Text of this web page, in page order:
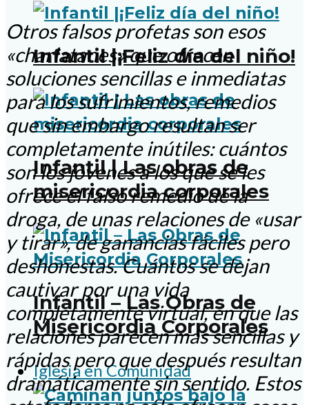
Infantil |¡Feliz día del niño!
Infantil | Las obras de
misericordia corporales
Infantil – Las Obras de
Misericordia Corporales
Iglesia en Comunidad
Otros falsos profetas son esos
«charlatanes» que ofrecen
soluciones sencillas e inmediatas
para los sufrimientos, remedios
que sin embargo resultan ser
completamente inútiles: cuántos
son los jóvenes a los que se les
ofrece el falso remedio de la
droga, de unas relaciones de «usar
y tirar», de ganancias fáciles pero
deshonestas. Cuántos se dejan
cautivar por una vida
completamente virtual, en que las
relaciones parecen más sencillas y
rápidas pero que después resultan
dramáticamente sin sentido. Estos